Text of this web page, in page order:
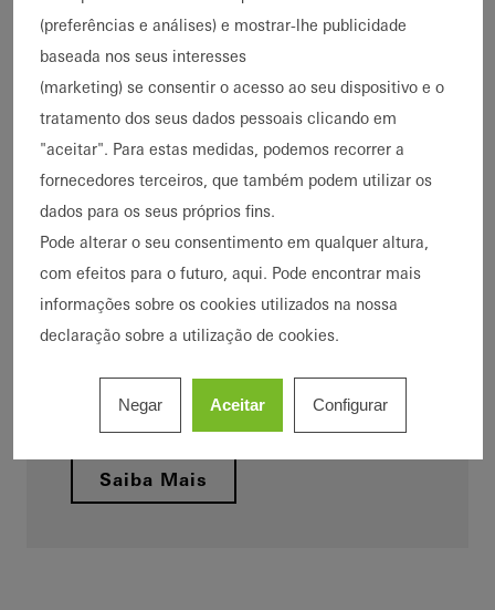
Sede em Bielefeld, presença
em todo o mundo
Código de Conducta
Saiba Mais
Grupo OTTO FUCHS
Saiba Mais
(preferências e análises) e mostrar-lhe publicidade
baseada nos seus interesses
(marketing) se consentir o acesso ao seu dispositivo e o
tratamento dos seus dados pessoais clicando em
"aceitar". Para estas medidas, podemos recorrer a
fornecedores terceiros, que também podem utilizar os
dados para os seus próprios fins.
Pode alterar o seu consentimento em qualquer altura,
com efeitos para o futuro, aqui. Pode encontrar mais
informações sobre os cookies utilizados na nossa
declaração sobre a utilização de cookies.
Negar Aceitar Configurar